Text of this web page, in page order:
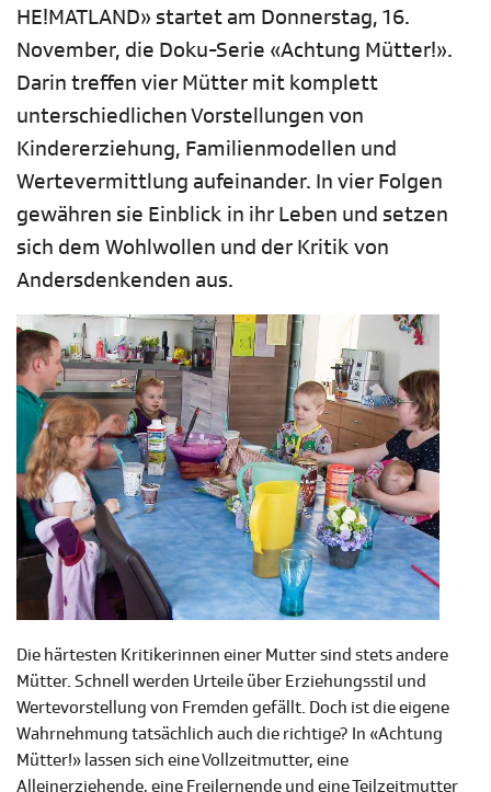
HE!MATLAND» startet am Donnerstag, 16.
November, die Doku-Serie «Achtung Mütter!».
Darin treffen vier Mütter mit komplett
unterschiedlichen Vorstellungen von
Kindererziehung, Familienmodellen und
Wertevermittlung aufeinander. In vier Folgen
gewähren sie Einblick in ihr Leben und setzen
sich dem Wohlwollen und der Kritik von
Andersdenkenden aus.
Die härtesten Kritikerinnen einer Mutter sind stets andere
Mütter. Schnell werden Urteile über Erziehungsstil und
Wertevorstellung von Fremden gefällt. Doch ist die eigene
Wahrnehmung tatsächlich auch die richtige? In «Achtung
Mütter!» lassen sich eine Vollzeitmutter, eine
Alleinerziehende, eine Freilernende und eine Teilzeitmutter